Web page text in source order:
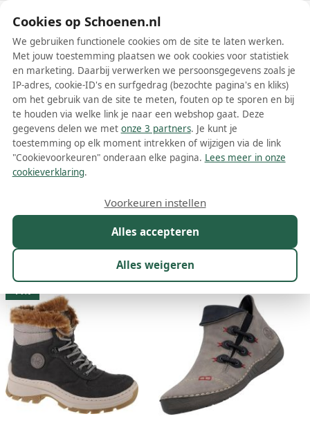
Schoenen.nl
Wis filters Alle filters
Grijze Rieker dames laarzen
Meer lezen
Kleur 1
40 resultaten:
14%
Cookies op Schoenen.nl
We gebruiken functionele cookies om de site te laten werken.
Met jouw toestemming plaatsen we ook cookies voor statistiek
en marketing. Daarbij verwerken we persoonsgegevens zoals je
IP-adres, cookie-ID's en surfgedrag (bezochte pagina's en kliks)
om het gebruik van de site te meten, fouten op te sporen en bij
te houden via welke link je naar een webshop gaat. Deze
gegevens delen we met onze 3 partners. Je kunt je
toestemming op elk moment intrekken of wijzigen via de link
"Cookievoorkeuren" onderaan elke pagina. Lees meer in onze
cookieverklaring.
Alles accepteren
Alles weigeren
Voorkeuren instellen